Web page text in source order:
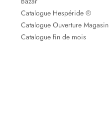
Catalogue Hespéride ®
Catalogue Ouverture Magasin
Catalogue fin de mois